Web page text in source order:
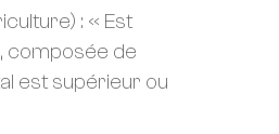
: « Est
composée de
est supérieur ou